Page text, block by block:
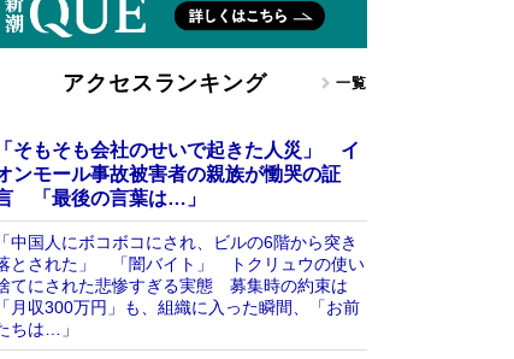
アクセスランキング 一覧
「そもそも会社のせいで起きた人災」 イ
ンモール事故被害者の親族が慟哭の証
「最後の言葉は…」
「中国人にボコボコにされ、ビルの6階から突き
とされた」 「闇バイト」 トクリュウの使い
てにされた悲惨すぎる実態 募集時の約束は
「月収300万円」も、組織に入った瞬間、「お前
ちは…」